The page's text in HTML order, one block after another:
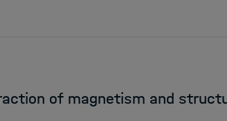
of magnetism and